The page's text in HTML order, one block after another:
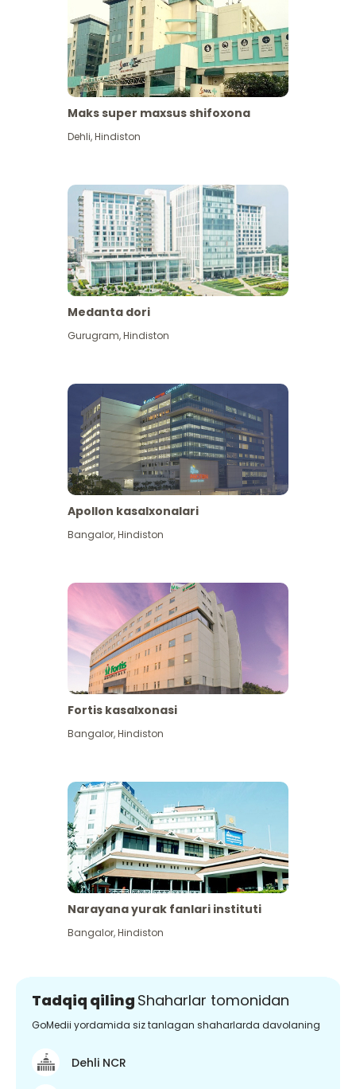
Maks super maxsus shifoxona
Dehli,Hindiston
Medanta dori
Gurugram,Hindiston
Apollon kasalxonalari
Bangalor,Hindiston
Fortis kasalxonasi
Bangalor,Hindiston
Narayana yurak fanlari instituti
Bangalor,Hindiston
Tadqiq qiling Shaharlar tomonidan
GoMedii yordamida siz tanlagan shaharlarda davolaning
Dehli NCR